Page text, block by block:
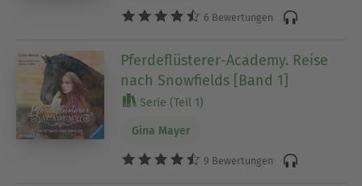
6 Bewertungen
Pferdeflüsterer-Academy. Reise
nach Snowfields [Band 1]
Serie (Teil 1)
Gina Mayer
9 Bewertungen